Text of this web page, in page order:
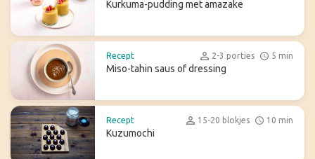
Kurkuma-pudding met amazake
Recept 2-3 porties 5 min
Miso-tahin saus of dressing
Recept 15-20 blokjes 10 min
Kuzumochi